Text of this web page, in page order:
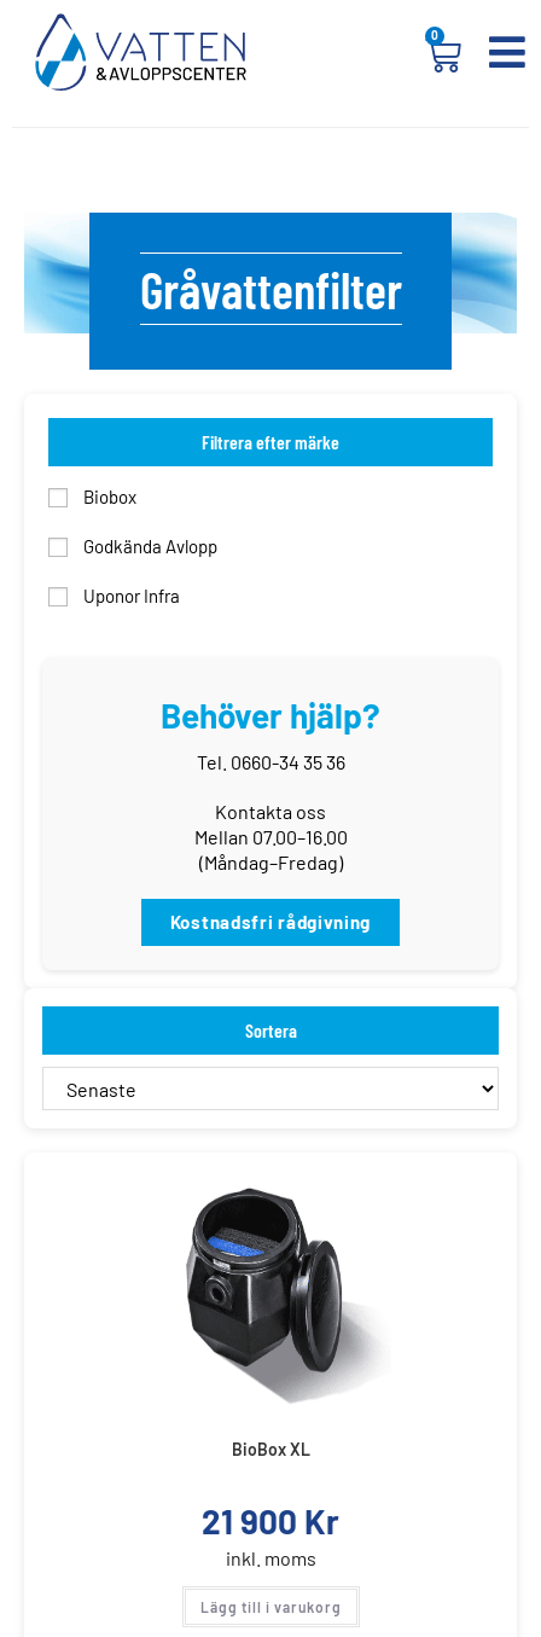
0
Gråvattenfilter
Filtrera efter märke
Biobox
Godkända Avlopp
Uponor Infra
Behöver hjälp?
Tel. 0660-34 35 36
Kontakta oss
Mellan 07.00–16.00
(Måndag–Fredag)
Kostnadsfri rådgivning
Sortera
BioBox XL
21 900 Kr
inkl. moms
Lägg till i varukorg